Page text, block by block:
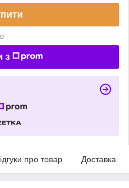
з
про товар Доставка